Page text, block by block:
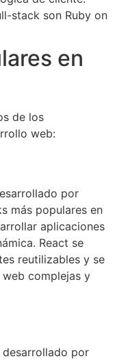
stack son Ruby on
en
de los
web:
por
más populares en
aplicaciones
React se
reutilizables y se
complejas y
por